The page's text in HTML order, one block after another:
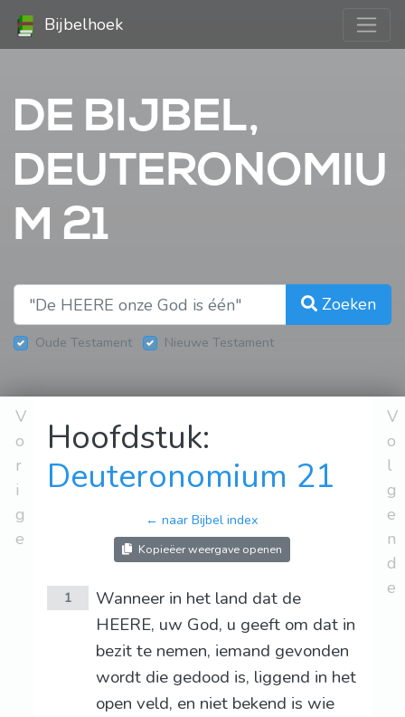
Bijbelhoek
DE BIJBEL,
DEUTERONOMIU
M 21
Zoeken
Oude Testament Nieuwe Testament
V
o
r
i
g
e
Hoofdstuk:
Deuteronomium 21
← naar Bijbel index
Kopieëer weergave openen
1
Wanneer in het land dat de
HEERE, uw God, u geeft om dat in
bezit te nemen, iemand gevonden
wordt die gedood is, liggend in het
open veld, en niet bekend is wie
V
o
l
g
e
n
d
e